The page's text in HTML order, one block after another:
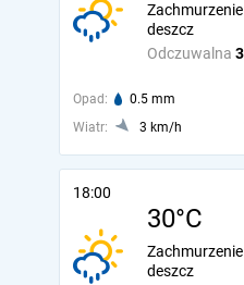
Odczuwalna
deszcz
Opad: 0.5 mm
Wiatr:
3 km/h
18:00
30°C
deszcz